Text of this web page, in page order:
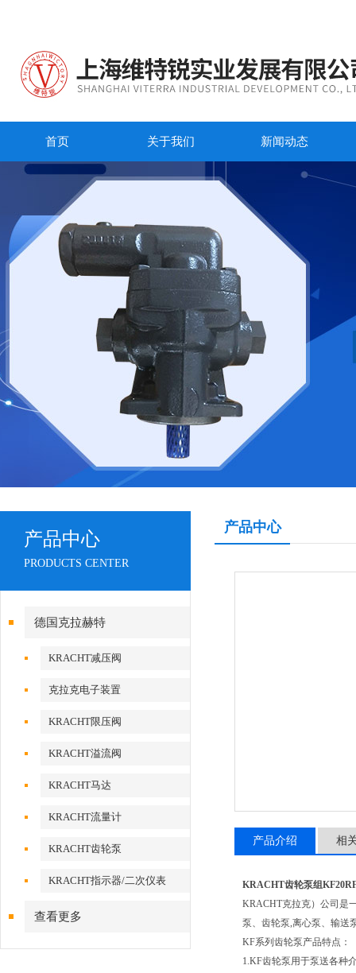
首页 关于我们 新闻动态
产品中心
PRODUCTS CENTER
德国克拉赫特
KRACHT减压阀
克拉克电子装置
KRACHT限压阀
KRACHT溢流阀
KRACHT马达
KRACHT流量计
KRACHT齿轮泵
KRACHT指示器/二次仪表
查看更多
产品中心
产品介绍 相
KRACHT齿轮泵组
KRACHT克拉克）公司是
泵、齿轮泵,离心泵、输送
KF系列齿轮泵产品特点：
1.KF齿轮泵用于泵送各种